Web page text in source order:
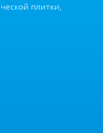
плитки,